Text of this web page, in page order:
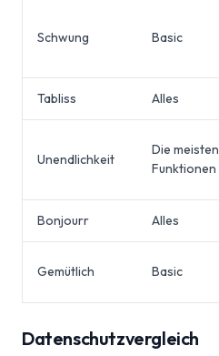
Schwung Basic
Tabliss Alles
Unendlichkeit
Die meisten
Funktionen
Bonjourr Alles
Gemütlich Basic
Datenschutzvergleich